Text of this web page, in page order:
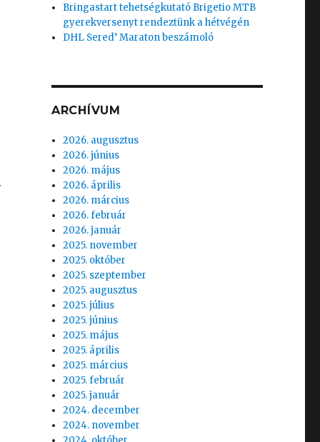
Bringastart tehetségkutató Brigetio MTB
gyerekversenyt rendeztünk a hétvégén
DHL Sered’ Maraton beszámoló
ARCHÍVUM
2026. augusztus
2026. június
2026. május
2026. április
2026. március
2026. február
2026. január
2025. november
2025. október
2025. szeptember
2025. augusztus
2025. július
2025. június
2025. május
2025. április
2025. március
2025. február
2025. január
2024. december
2024. november